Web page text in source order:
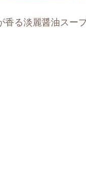
る淡麗醤油スー